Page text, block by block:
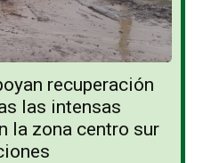
recuperación
las intensas
la zona centro sur